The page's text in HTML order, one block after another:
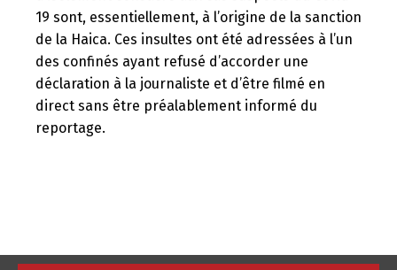
19 sont, essentiellement, à l’origine de la sanction
de la Haica. Ces insultes ont été adressées à l’un
des confinés ayant refusé d’accorder une
déclaration à la journaliste et d’être filmé en
direct sans être préalablement informé du
reportage.
Changer la langue